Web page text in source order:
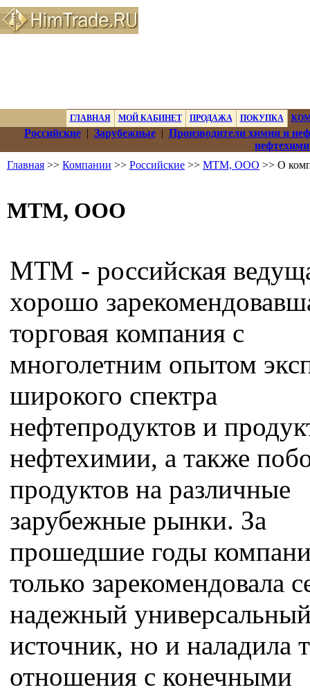
ГЛАВНАЯ МОЙ КАБИНЕТ ПРОДАЖА ПОКУПКА
Российские| Зарубежные| Производители химии и
Главная >> Компании >> Российские >> MTM, ООО >> О
MTM, ООО
МТМ - российская
хорошо
торговая компания с
многолетним опытом
широкого спектра
нефтепродуктов и
нефтехимии, а также
продуктов на различные
зарубежные рынки. За
прошедшие годы
только зарекомендовала
надежный
источник, но и наладила
отношения с конечными